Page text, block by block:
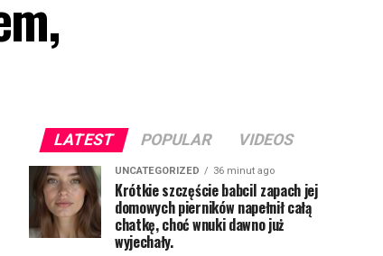
LATEST POPULAR VIDEOS
UNCATEGORIZED 36 minut ago
Krótkie szczęście babciI zapach jej
domowych pierników napełnił całą
chatkę, choć wnuki dawno już
wyjechały.